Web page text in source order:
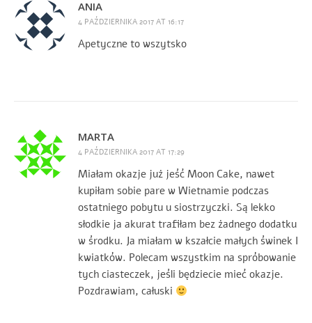
ANIA
4 PAŹDZIERNIKA 2017 AT 16:17
Apetyczne to wszytsko
MARTA
4 PAŹDZIERNIKA 2017 AT 17:29
Miałam okazje już jeść Moon Cake, nawet
kupiłam sobie pare w Wietnamie podczas
ostatniego pobytu u siostrzyczki. Są lekko
słodkie ja akurat trafiłam bez żadnego dodatku
w środku. Ja miałam w kszałcie małych świnek I
kwiatków. Polecam wszystkim na spróbowanie
tych ciasteczek, jeśli będziecie mieć okazje.
Pozdrawiam, całuski